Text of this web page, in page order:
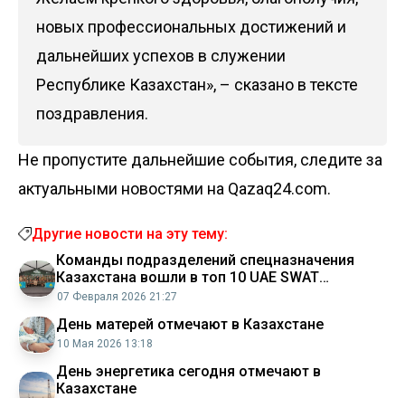
новых профессиональных достижений и
дальнейших успехов в служении
Республике Казахстан», – сказано в тексте
поздравления.
Не пропустите дальнейшие события, следите за
актуальными новостями на Qazaq24.com.
Другие новости на эту тему:
Команды подразделений спецназначения
Казахстана вошли в топ 10 UAE SWAT
Challenge
07 Февраля 2026 21:27
День матерей отмечают в Казахстане
10 Мая 2026 13:18
День энергетика сегодня отмечают в
Казахстане